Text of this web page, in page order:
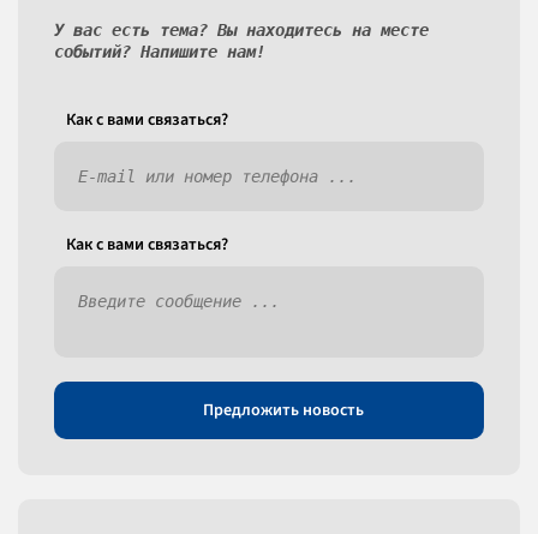
У вас есть тема? Вы находитесь на месте
событий? Напишите нам!
Как c вами связаться?
Как c вами связаться?
Предложить новость